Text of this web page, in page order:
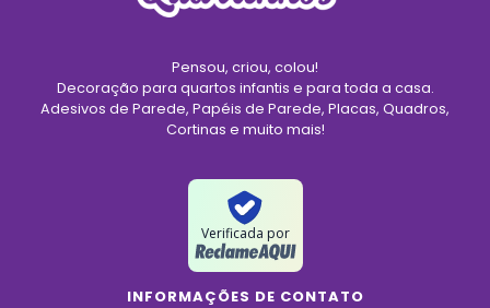
Pensou, criou, colou!
Decoração para quartos infantis e para toda a casa.
Adesivos de Parede, Papéis de Parede, Placas, Quadros,
Cortinas e muito mais!
Verificada por
INFORMAÇÕES DE CONTATO